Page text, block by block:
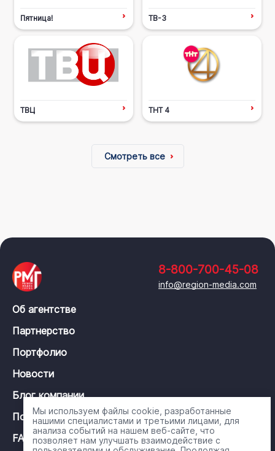
Пятница! ТВ-3
ТВЦ ТНТ 4
Смотреть все
8-800-700-45-08
info@region-media.com
Об агентстве
Партнерство
Портфолио
Новости
Блог компании
Политика конфиденциальности
FAQ
Мы используем файлы cookie, разработанные
нашими специалистами и третьими лицами, для
анализа событий на нашем веб-сайте, что
позволяет нам улучшать взаимодействие с